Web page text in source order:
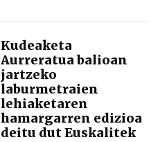
Kudeaketa
Aurreratua balioan
jartzeko
laburmetraien
lehiaketaren
hamargarren edizioa
deitu dut Euskalitek